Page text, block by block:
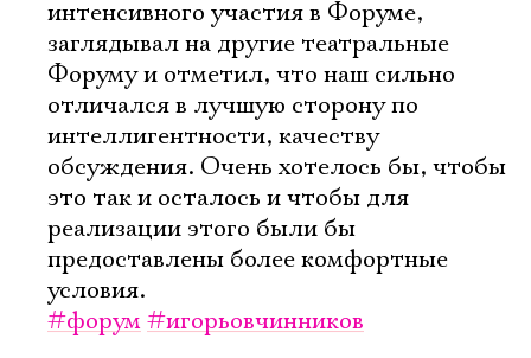
интенсивного участия в Форуме,
заглядывал на другие театральные
Форуму и отметил, что наш сильно
отличался в лучшую сторону по
интеллигентности, качеству
обсуждения. Очень хотелось бы, чтобы
это так и осталось и чтобы для
реализации этого были бы
предоставлены более комфортные
условия.
#форум#игорьовчинников